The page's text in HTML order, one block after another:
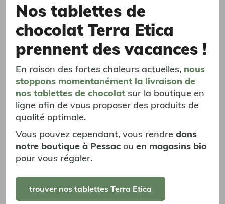
certifié bio et équitable
Nos produits Terra Etica sont
certifiés par un label de
commerce
équitable et le label Bio
européen
torréfaction artisanale
Nous torréfions nos cafés
lentement avec une courbe de
torréfaction qui révèle les
arômes de chaque origine
coopératives de
producteurs
scop située à Pessac (33)
Nous sommes une
Nos tablettes de
chocolat Terra Etica
prennent des vacances !
En raison des fortes chaleurs actuelles, nous
stoppons momentanément la livraison de
nos tablettes de chocolat sur la boutique en
ligne afin de vous proposer des produits de
qualité optimale.
Vous pouvez cependant, vous rendredans
notre boutique à Pessac ouen magasins bio
pour vous régaler.
trouver nos tablettes Terra Etica